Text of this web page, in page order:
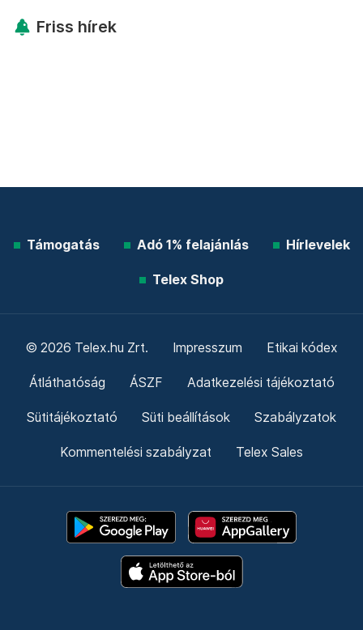
Friss hírek
Támogatás Adó 1% felajánlás Hírlevelek
Telex Shop
© 2026 Telex.hu Zrt. Impresszum Etikai kódex
Átláthatóság ÁSZF Adatkezelési tájékoztató
Sütitájékoztató Süti beállítások Szabályzatok
Kommentelési szabályzat Telex Sales